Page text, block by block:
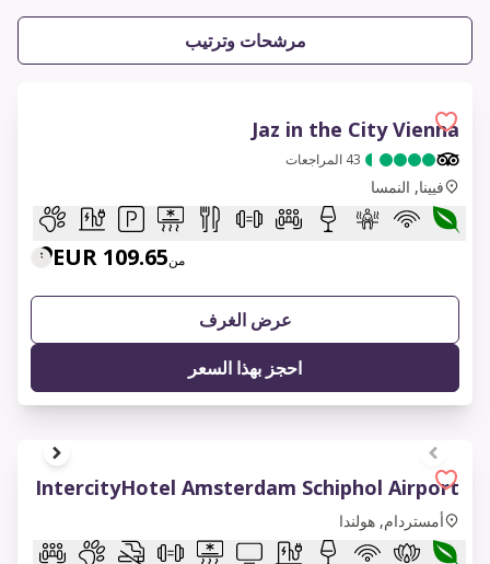
مرشحات وترتيب
Jaz in the City Vienna
43 المراجعات
فيينا, النمسا
من109.65 EUR
عرض الغرف
احجز بهذا السعر
1 of 9
IntercityHotel Amsterdam Schiphol Airport
أمستردام, هولندا